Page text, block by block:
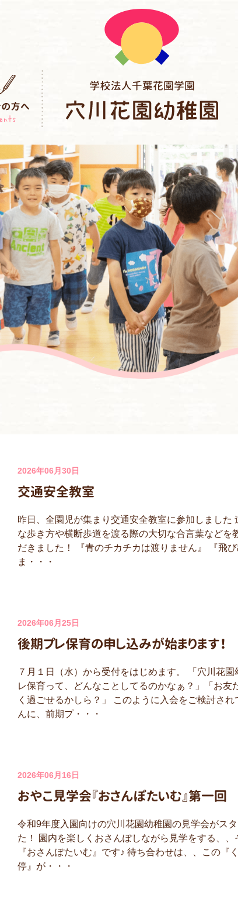
2026年06月30日
交通安全教室
昨日、全園児が集まり交通安全教室に参加しました
な歩き方や横断歩道を渡る際の大切な合言葉などを
だきました！ 『青のチカチカは渡りません』 『飛
ま・・・
2026年06月25日
後期プレ保育の申し込みが始まります！
７月１日（水）から受付をはじめます。 「穴川花園
レ保育って、どんなことしてるのかなぁ？」「お友
く過ごせるかしら？」 このように入会をご検討され
んに、前期プ・・・
2026年06月16日
おやこ見学会『おさんぽたいむ』第一回
令和9年度入園向けの穴川花園幼稚園の見学会がス
た！ 園内を楽しくおさんぽしながら見学をする、、
『おさんぽたいむ』です♪ 待ち合わせは、、この『
停』が・・・